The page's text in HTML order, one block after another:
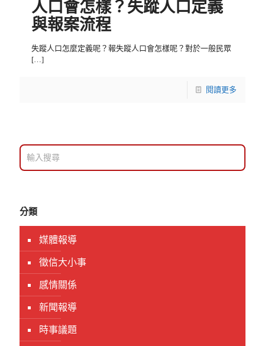
人口會怎樣？失蹤人口定義
與報案流程
失蹤人口怎麼定義呢？報失蹤人口會怎樣呢？對於一般民眾
[…]
閱讀更多
分類
媒體報導
徵信大小事
感情關係
新聞報導
時事議題